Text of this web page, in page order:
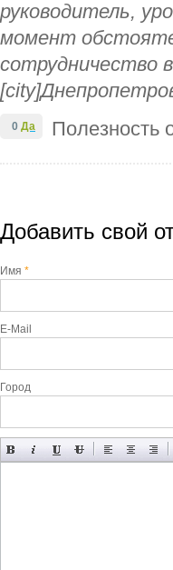
руководитель,
момент
сотрудничество
Полезность
0 Да
Добавить свой
Имя *
E-Mail
Город